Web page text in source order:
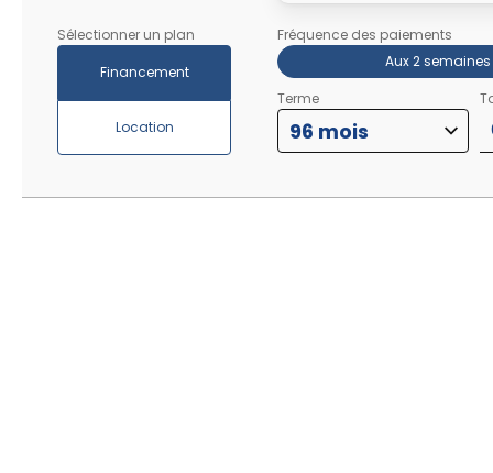
Sélectionner un plan
Financement
Location
Fréquence des paiements
Aux 2 semaines
Terme